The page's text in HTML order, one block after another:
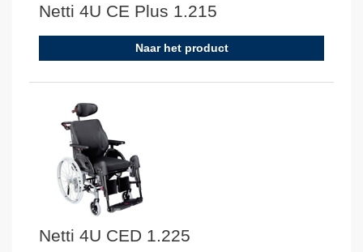
Netti 4U CE Plus 1.215
Naar het product
Netti 4U CED 1.225